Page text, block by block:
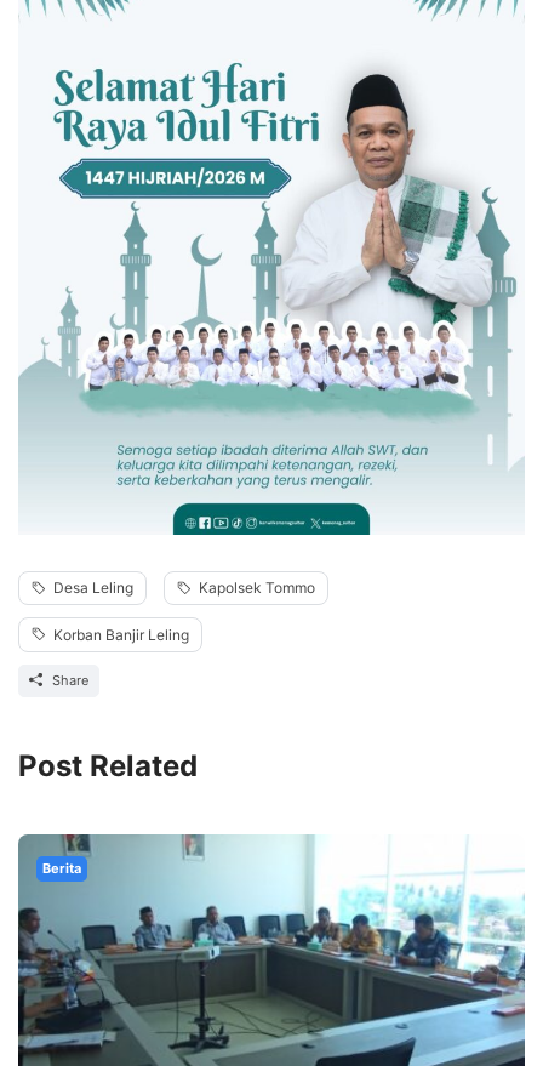
Desa Leling Kapolsek Tommo
Korban Banjir Leling
Share
Post Related
Berita